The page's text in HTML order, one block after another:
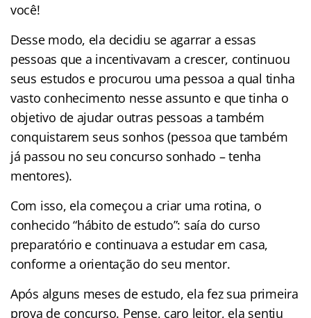
você!
Desse modo, ela decidiu se agarrar a essas
pessoas que a incentivavam a crescer, continuou
seus estudos e procurou uma pessoa a qual tinha
vasto conhecimento nesse assunto e que tinha o
objetivo de ajudar outras pessoas a também
conquistarem seus sonhos (pessoa que também
já passou no seu concurso sonhado – tenha
mentores).
Com isso, ela começou a criar uma rotina, o
conhecido “hábito de estudo”: saía do curso
preparatório e continuava a estudar em casa,
conforme a orientação do seu mentor.
Após alguns meses de estudo, ela fez sua primeira
prova de concurso. Pense, caro leitor, ela sentiu